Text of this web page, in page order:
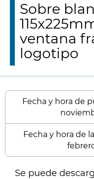
Sobre
ventana
logotipo
Fecha y hora de
Fecha y hora de
Se puede